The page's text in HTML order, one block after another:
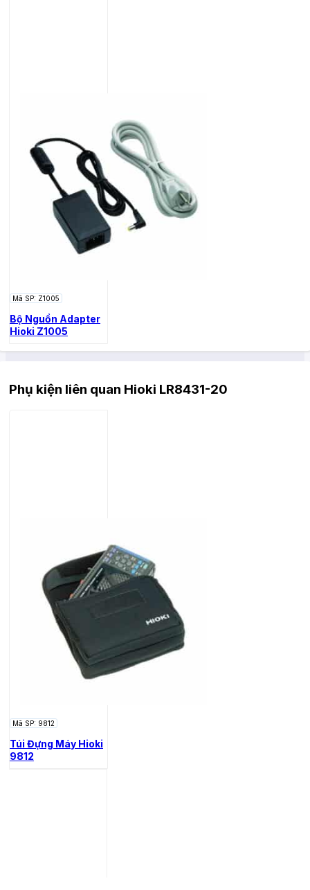
Mã SP: Z1005
Bộ Nguồn Adapter
Hioki Z1005
Phụ kiện liên quan Hioki LR8431-20
Mã SP: 9812
Túi Đựng Máy Hioki
9812